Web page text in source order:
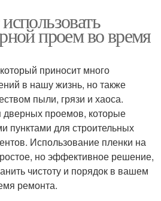
проем во время
приносит много
в нашу жизнь, но также
пыли, грязи и хаоса.
дверных проемов, которые
пунктами для строительных
Использование пленки на
но эффективное решение,
чистоту и порядок в вашем
ремонта.